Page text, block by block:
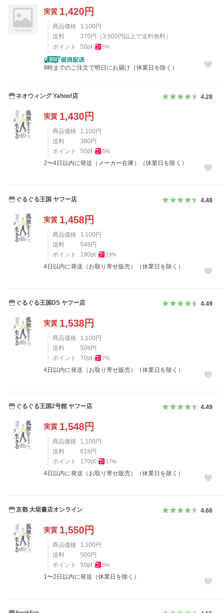
実質 1,420円
商品価格 1,100 円
送料
370 円 （3,500 円以上で送料無料）
ポイント
50pt 5%
9時までのご注文で明日にお届け（休業日を除く）
ネオウィング Yahoo!店 4.28
実質 1,430円
商品価格 1,100円
送料
380円
ポイント
50pt 5%
2〜4日以内に発送（メーカー在庫）（休業日を除く）
ぐるぐる王国 ヤフー店 4.48
実質 1,458円
商品価格 1,100円
送料
548円
ポイント
190pt 19%
4日以内に発送（お取り寄せ販売）（休業日を除く）
ぐるぐる王国DS ヤフー店 4.49
実質 1,538円
商品価格 1,100円
送料
508円
ポイント
70pt 7%
4日以内に発送（お取り寄せ販売）（休業日を除く）
ぐるぐる王国2号館 ヤフー店 4.49
実質 1,548円
商品価格 1,100円
送料
618円
ポイント
170pt 17%
4日以内に発送（お取り寄せ販売）（休業日を除く）
京都 大垣書店オンライン 4.66
実質 1,550円
商品価格 1,100円
送料
500円
ポイント
50pt 5%
1〜2日以内に発送（休業日を除く）